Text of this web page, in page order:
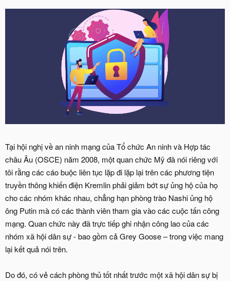
Tại hội nghị về an ninh mạng của Tổ chức An ninh và Hợp tác
châu Âu (OSCE) năm 2008, một quan chức Mỹ đã nói riêng với
tôi rằng các cáo buộc liên tục lặp đi lặp lại trên các phương tiện
truyền thông khiến điện Kremlin phải giảm bớt sự ủng hộ của họ
cho các nhóm khác nhau, chẳng hạn phòng trào Nashi ủng hộ
ông Putin mà có các thành viên tham gia vào các cuộc tấn công
mạng. Quan chức này đã trực tiếp ghi nhận công lao của các
nhóm xã hội dân sự - bao gồm cả Grey Goose – trong việc mang
lại kết quả nói trên.
Do đó, có vẻ cách phòng thủ tốt nhất trước một xã hội dân sự bị